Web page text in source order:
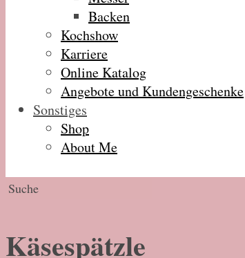
Backen
Kochshow
Karriere
Online Katalog
Angebote und Kundengeschenke
Sonstiges
Shop
About Me
Käsespätzle